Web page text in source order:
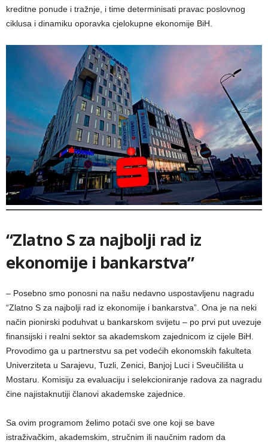
kreditne ponude i tražnje, i time determinisati pravac poslovnog
ciklusa i dinamiku oporavka cjelokupne ekonomije BiH.
“Zlatno S za najbolji rad iz
ekonomije i bankarstva”
– Posebno smo ponosni na našu nedavno uspostavljenu nagradu
“Zlatno S za najbolji rad iz ekonomije i bankarstva”. Ona je na neki
način pionirski poduhvat u bankarskom svijetu – po prvi put uvezuje
finansijski i realni sektor sa akademskom zajednicom iz cijele BiH.
Provodimo ga u partnerstvu sa pet vodećih ekonomskih fakulteta
Univerziteta u Sarajevu, Tuzli, Zenici, Banjoj Luci i Sveučilišta u
Mostaru. Komisiju za evaluaciju i selekcioniranje radova za nagradu
čine najistaknutiji članovi akademske zajednice.
Sa ovim programom želimo potaći sve one koji se bave
istraživačkim, akademskim, stručnim ili naučnim radom da